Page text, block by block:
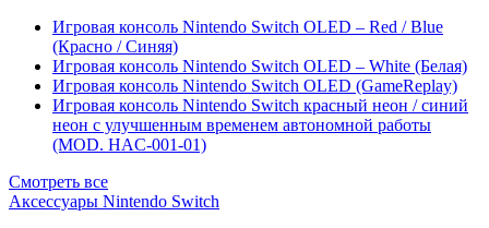
Игровая консоль Nintendo Switch OLED – Red / Blue
(Красно / Синяя)
Игровая консоль Nintendo Switch OLED – White (Белая)
Игровая консоль Nintendo Switch OLED (GameReplay)
Игровая консоль Nintendo Switch красный неон / синий
неон с улучшенным временем автономной работы
(MOD. HAC-001-01)
Смотреть все
Аксессуары Nintendo Switch